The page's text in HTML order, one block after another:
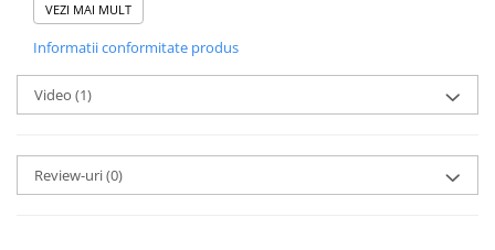
Foliile noastre sunt
tu.
Materialul folosit in
VEZI MAI MULT
Informatii conformitate produs
Video (1)
Review-uri(0)